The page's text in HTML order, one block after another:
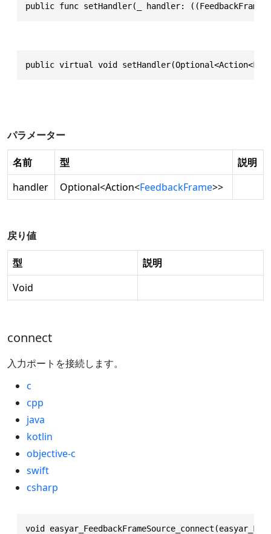
public func setHandler(_ handler:
public virtual void
パラメーター
名前 型
説明
handler
Optional<Action<FeedbackFrame>>
戻り値
型
説明
Void
connect
入力ポートを接続します。
c
cpp
java
kotlin
objective-c
swift
csharp
void